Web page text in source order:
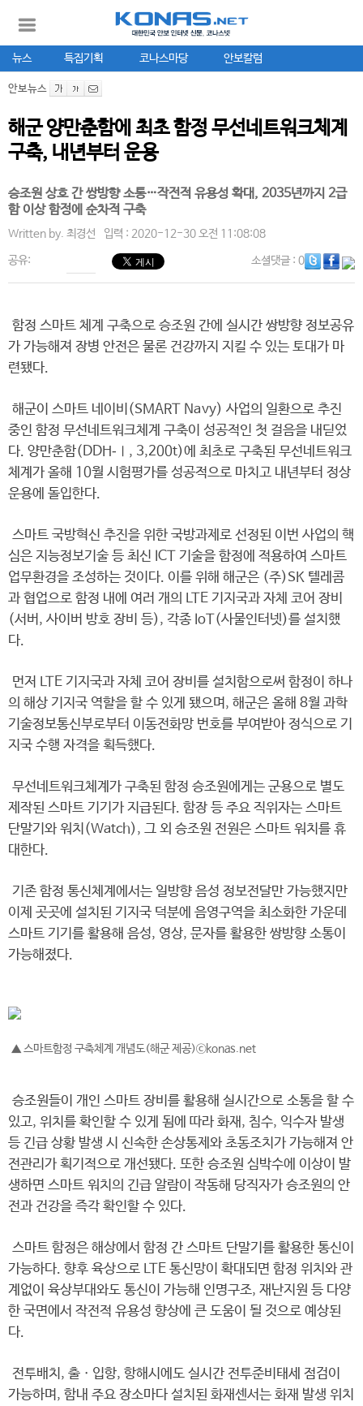
뉴스 특집기획 코나스마당 안보칼럼
안보뉴스
해군 양만춘함에 최초 함정 무선네트워크체계
구축, 내년부터 운용
승조원 상호 간 쌍방향 소통…작전적 유용성 확대, 2035년까지 2급
함 이상 함정에 순차적 구축
Written by. 최경선 입력 : 2020-12-30 오전 11:08:08
공유: 소셜댓글: 0
함정 스마트 체계 구축으로 승조원 간에 실시간 쌍방향 정보공유
가 가능해져 장병 안전은 물론 건강까지 지킬 수 있는 토대가 마
련됐다.
해군이 스마트 네이비(SMART Navy) 사업의 일환으로 추진
중인 함정 무선네트워크체계 구축이 성공적인 첫 걸음을 내딛었
다. 양만춘함(DDH‑Ⅰ, 3,200t)에 최초로 구축된 무선네트워크
체계가 올해 10월 시험평가를 성공적으로 마치고 내년부터 정상
운용에 돌입한다.
스마트 국방혁신 추진을 위한 국방과제로 선정된 이번 사업의 핵
심은 지능정보기술 등 최신 ICT 기술을 함정에 적용하여 스마트
업무환경을 조성하는 것이다. 이를 위해 해군은 (주)SK 텔레콤
과 협업으로 함정 내에 여러 개의 LTE 기지국과 자체 코어 장비
(서버, 사이버 방호 장비 등), 각종 IoT(사물인터넷)를 설치했
다.
먼저 LTE 기지국과 자체 코어 장비를 설치함으로써 함정이 하나
의 해상 기지국 역할을 할 수 있게 됐으며, 해군은 올해 8월 과학
기술정보통신부로부터 이동전화망 번호를 부여받아 정식으로 기
지국 수행 자격을 획득했다.
무선네트워크체계가 구축된 함정 승조원에게는 군용으로 별도
제작된 스마트 기기가 지급된다. 함장 등 주요 직위자는 스마트
단말기와 워치(Watch), 그 외 승조원 전원은 스마트 워치를 휴
대한다.
기존 함정 통신체계에서는 일방향 음성 정보전달만 가능했지만
이제 곳곳에 설치된 기지국 덕분에 음영구역을 최소화한 가운데
스마트 기기를 활용해 음성, 영상, 문자를 활용한 쌍방향 소통이
가능해졌다.
▲ 스마트함정 구축체계 개념도(해군 제공)ⓒkonas.net
승조원들이 개인 스마트 장비를 활용해 실시간으로 소통을 할 수
있고, 위치를 확인할 수 있게 됨에 따라 화재, 침수, 익수자 발생
등 긴급 상황 발생 시 신속한 손상통제와 초동조치가 가능해져 안
전관리가 획기적으로 개선됐다. 또한 승조원 심박수에 이상이 발
생하면 스마트 워치의 긴급 알람이 작동해 당직자가 승조원의 안
전과 건강을 즉각 확인할 수 있다.
스마트 함정은 해상에서 함정 간 스마트 단말기를 활용한 통신이
가능하다. 향후 육상으로 LTE 통신망이 확대되면 함정 위치와 관
계없이 육상부대와도 통신이 가능해 인명구조, 재난지원 등 다양
한 국면에서 작전적 유용성 향상에 큰 도움이 될 것으로 예상된
다.
전투배치, 출ㆍ입항, 항해시에도 실시간 전투준비태세 점검이
가능하며, 함내 주요 장소마다 설치된 화재센서는 화재 발생 위치